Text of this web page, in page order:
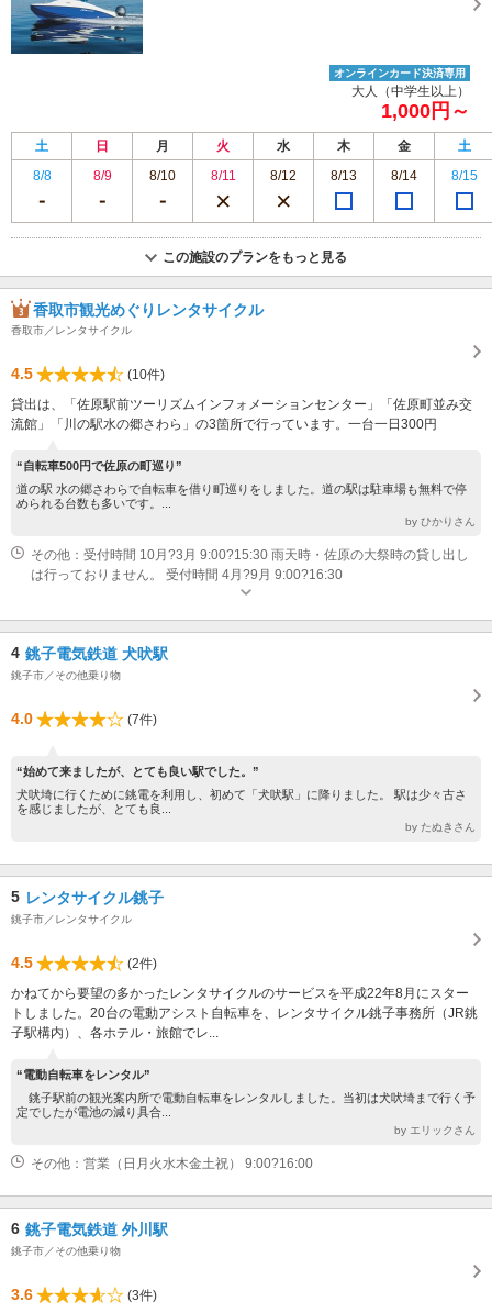
オンラインカード決済専用
大人（中学生以上）
1,000円～
土 日 月 火 水 木 金
土
8/8
8/9 8/10 8/11 8/12 8/13 8/14 8/15
この施設のプランをもっと見る
香取市観光めぐりレンタサイクル
香取市／レンタサイクル
4.5
(10件)
貸出は、「佐原駅前ツーリズムインフォメーションセンター」「佐原町並み交
流館」「川の駅水の郷さわら」の3箇所で行っています。一台一日300円
“自転車500円で佐原の町巡り”
道の駅 水の郷さわらで自転車を借り町巡りをしました。道の駅は駐車場も無料で停
められる台数も多いです。...
by ひかりさん
その他：受付時間 10月?3月 9:00?15:30 雨天時・佐原の大祭時の貸し出し
は行っておりません。 受付時間 4月?9月 9:00?16:30
4 銚子電気鉄道 犬吠駅
銚子市／その他乗り物
4.0 (7件)
“始めて来ましたが、とても良い駅でした。”
犬吠埼に行くために銚電を利用し、初めて「犬吠駅」に降りました。 駅は少々古さ
を感じましたが、とても良...
by たぬきさん
5 レンタサイクル銚子
銚子市／レンタサイクル
4.5
(2件)
かねてから要望の多かったレンタサイクルのサービスを平成22年8月にスター
トしました。20台の電動アシスト自転車を、レンタサイクル銚子事務所（JR銚
子駅構内）、各ホテル・旅館でレ...
“電動自転車をレンタル”
銚子駅前の観光案内所で電動自転車をレンタルしました。当初は犬吠埼まで行く予
定でしたが電池の減り具合...
by エリックさん
その他：営業（日月火水木金土祝） 9:00?16:00
6 銚子電気鉄道 外川駅
銚子市／その他乗り物
3.6 (3件)